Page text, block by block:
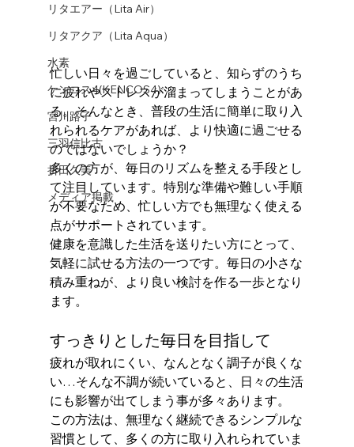
リタエアー（Lita Air）
リタアクア（Lita Aqua）
水素
ケンコス4(KENCOS4)
宮川路子
三羽信比古
折田久美
メディア掲載
忙しい日々を過ごしていると、知らずのうち
に疲れやストレスが溜まってしまうことがあ
る。そんなとき、普段の生活に簡単に取り入
れられるケアがあれば、より快適に過ごせる
のではないでしょうか？
多くの方が、毎日のリズムを整える手段とし
て注目しています。特別な準備や難しい手順
が不要なため、忙しい方でも無理なく使える
点がサポートされています。
健康を意識した生活を送りたい方にとって、
気軽に試せる方法の一つです。毎日の小さな
積み重ねが、より良い検討を作る一歩となり
ます。
すっきりとした毎日を目指して
疲れが取れにくい、なんとなく調子が良くな
い…そんな不調が続いていると、日々の生活
にも影響が出てしまう事が多々あります。
この方法は、無理なく継続できるシンプルな
習慣として、多くの方に取り入れられていま